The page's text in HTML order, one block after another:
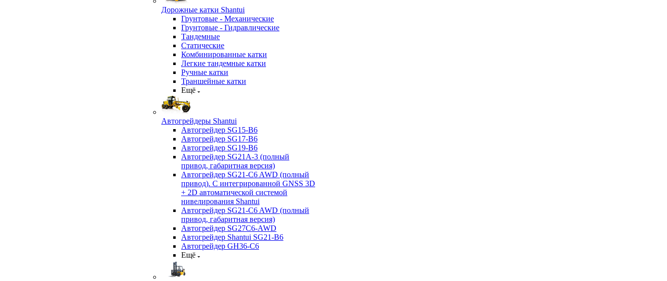
Дорожные катки Shantui
Грунтовые - Механические
Грунтовые - Гидравлические
Тандемные
Статические
Комбинированные катки
Легкие тандемные катки
Ручные катки
Траншейные катки
Ещё
Автогрейдеры Shantui
Автогрейдер SG15-B6
Автогрейдер SG17-B6
Автогрейдер SG19-B6
Автогрейдер SG21А-3 (полный
привод, габаритная версия)
Автогрейдер SG21-C6 AWD (полный
привод). С интегрированной GNSS 3D
+ 2D автоматической системой
нивелирования Shantui
Автогрейдер SG21-C6 AWD (полный
привод, габаритная версия)
Автогрейдер SG27C6-AWD
Автогрейдер Shantui SG21-B6
Автогрейдер GH36-C6
Ещё